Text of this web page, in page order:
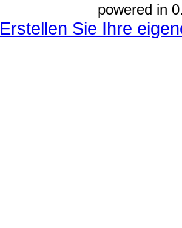
powered in
Erstellen Sie Ihre